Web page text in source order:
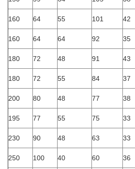
160 64 55 101 42
160 64 64 92 35
180 72 48 91 43
180 72 55 84 37
200 80 48 77 38
195 77 55 75 33
230 90 48 63 33
250 100 40 60 36